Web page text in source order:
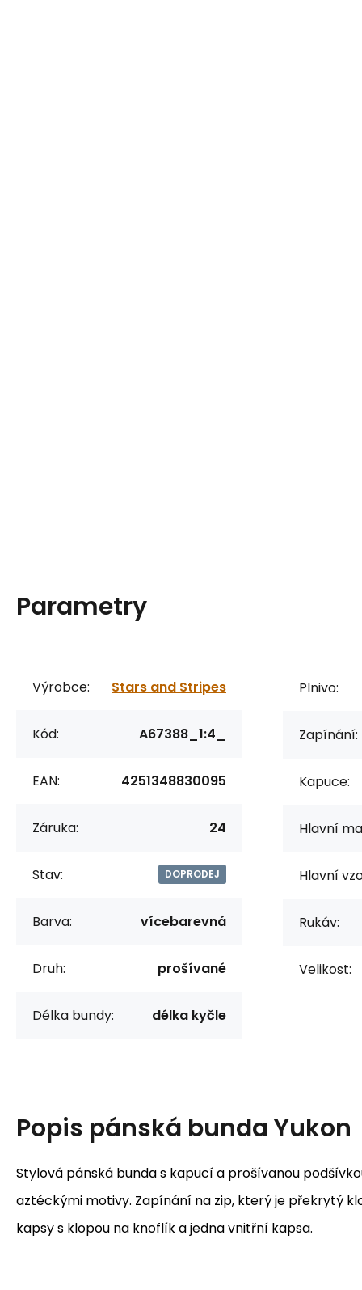
Parametry
Výrobce: Stars and Stripes
Kód: A67388_1:4_
EAN: 4251348830095
Záruka: 24
Stav: DOPRODEJ
Barva: vícebarevná
Druh: prošívané
Délka bundy: délka kyčle
Plnivo:
Zapínání:
Kapuce:
Hlavní
Hlavní
Rukáv:
Velikost:
Popis pánská bunda Yukon
Stylová pánská bunda s kapucí a prošívanou
aztéckými motivy. Zapínání na zip, který je překrytý
kapsy s klopou na knoflík a jedna vnitřní kapsa.